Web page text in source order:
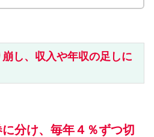
し、収入や年収の足しに
分け、毎年４％ずつ切